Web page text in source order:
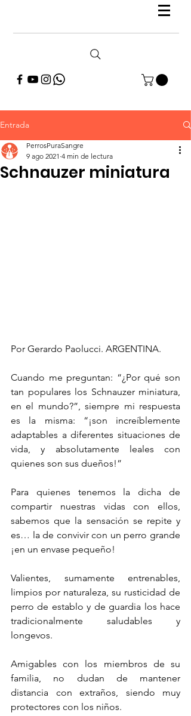
Entrada
Schnauzer miniatura
PerrosPuraSangre
9 ago 2021 4 min de lectura
Por Gerardo Paolucci. ARGENTINA.
Cuando me preguntan: “¿Por qué son
tan populares los Schnauzer miniatura,
en el mundo?”, siempre mi respuesta
es la misma: “¡son increíblemente
adaptables a diferentes situaciones de
vida, y absolutamente leales con
quienes son sus dueños!”
Para quienes tenemos la dicha de
compartir nuestras vidas con ellos,
sabemos que la sensación se repite y
es… la de convivir con un perro grande
¡en un envase pequeño!
Valientes, sumamente entrenables,
limpios por naturaleza, su rusticidad de
perro de establo y de guardia los hace
tradicionalmente saludables y
longevos.
Amigables con los miembros de su
familia, no dudan de mantener
distancia con extraños, siendo muy
protectores con los niños.